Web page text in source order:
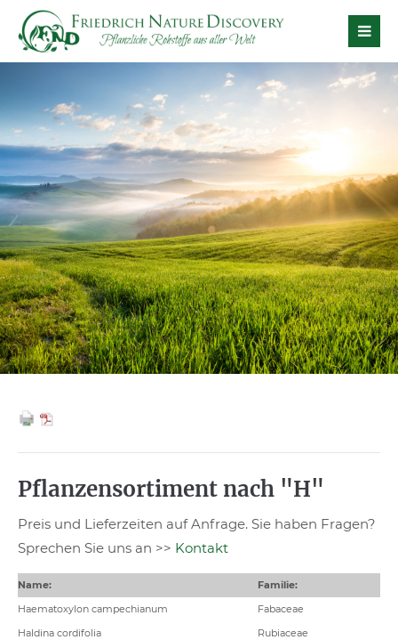
Der Eintrag "offcanvas-col1" existiert leider nicht.
Der Eintrag "offcanvas-col2" existiert leider nicht.
Der Eintrag "offcanvas-col3" existiert leider nicht.
Der Eintrag "offcanvas-col4" existiert leider nicht.
Pflanzensortiment nach "H"
Preis und Lieferzeiten auf Anfrage. Sie haben Fragen?
Sprechen Sie uns an >> Kontakt
Name:
Familie:
Haematoxylon campechianum
Fabaceae
Haldina cordifolia
Rubiaceae